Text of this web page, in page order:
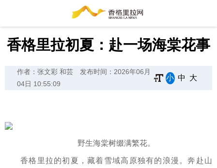
香格里拉初夏：赴一场海棠花事
作者：张文彩 和芸
发布时间：2026年06月
04日 10:55:09
小 中 大
野生海棠树缀满繁花。
香格里拉的初夏，藏着雪域高原独有的浪漫。奔赴山